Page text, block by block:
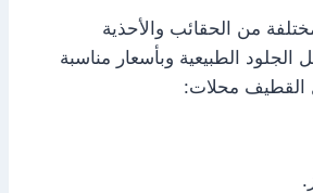
من الحقائب والأحذية
الطبيعية وبأسعار مناسبة
محلات: